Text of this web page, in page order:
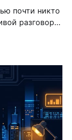
почти никто
разговор с